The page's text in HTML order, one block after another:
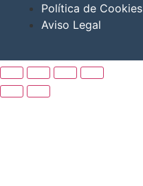
Política de Cookies
Aviso Legal